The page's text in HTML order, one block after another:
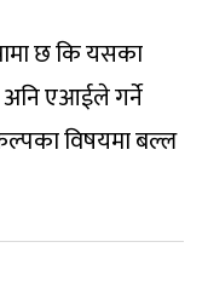
छ कि यसका
एआईले गर्ने
विषयमा बल्ल